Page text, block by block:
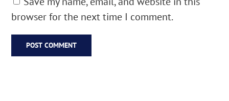
browser for the next time I comment.